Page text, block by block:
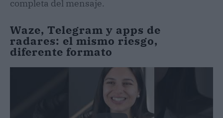
completa del mensaje.
Waze, Telegram y apps de
radares: el mismo riesgo,
diferente formato